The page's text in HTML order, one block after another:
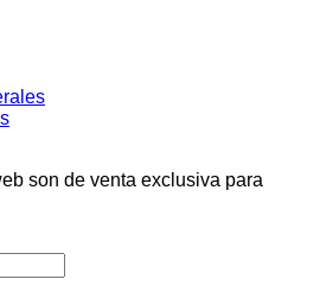
son de venta exclusiva para